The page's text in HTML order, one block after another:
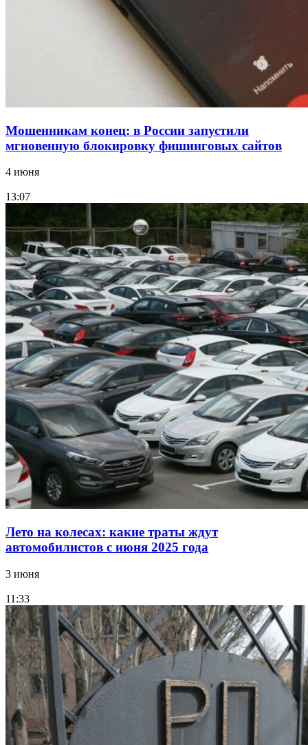
заключены контракты на 3,6 млн долларов
Мошенникам конец: в России запустили
мгновенную блокировку фишинговых сайтов
4 июня
13:07
Лето на колесах: какие траты ждут
автомобилистов с июня 2025 года
3 июня
11:33